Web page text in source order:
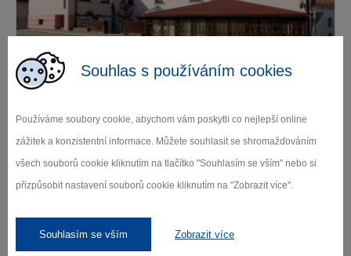
Souhlas s používáním cookies
Používáme soubory cookie, abychom vám poskytli co nejlepší online
zážitek a konzistentní informace. Můžete souhlasit se shromažďováním
všech souborů cookie kliknutím na tlačítko "Souhlasím se vším" nebo si
přizpůsobit nastavení souborů cookie kliknutím na "Zobrazit více".
Souhlasím se vším Zobrazit více
Humpolec